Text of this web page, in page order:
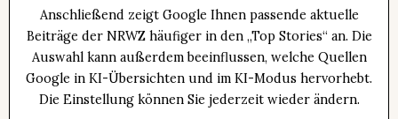
Anschließend zeigt Google Ihnen passende aktuelle
Beiträge der NRWZ häufiger in den „Top Stories“ an. Die
Auswahl kann außerdem beeinflussen, welche Quellen
Google in KI-Übersichten und im KI-Modus hervorhebt.
Die Einstellung können Sie jederzeit wieder ändern.